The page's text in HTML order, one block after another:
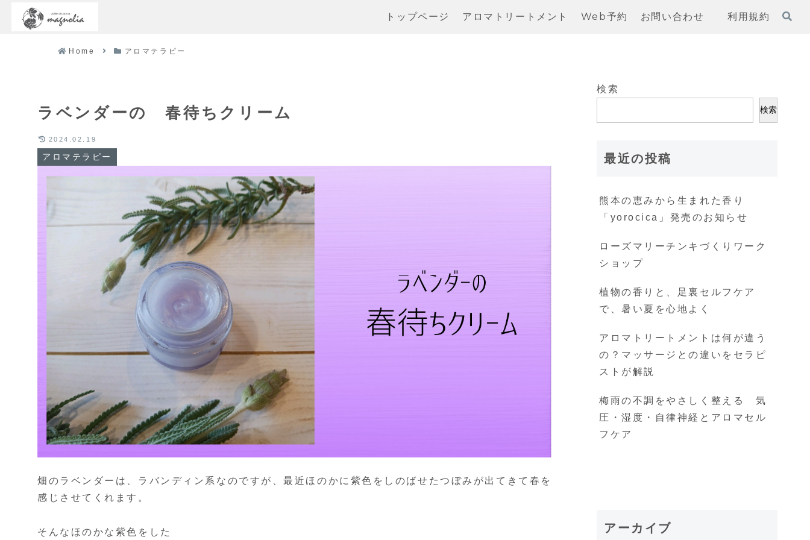
トップページ アロマトリートメント Web予約 お問い合わせ 利用規約
Home アロマテラピー
ラベンダーの 春待ちクリーム
アロマテラピー
2024.02.19
畑のラベンダーは、ラバンディン系なのですが、最近ほのかに紫色をしのばせたつぼみが出てきて春を
感じさせてくれます。
そんなほのかな紫色をした
検索
検索
最近の投稿
熊本の恵みから生まれた香り
「yorocica」発売のお知らせ
ローズマリーチンキづくりワーク
ショップ
植物の香りと、足裏セルフケア
で、暑い夏を心地よく
アロマトリートメントは何が違う
の？マッサージとの違いをセラピ
ストが解説
梅雨の不調をやさしく整える 気
圧・湿度・自律神経とアロマセル
フケア
アーカイブ